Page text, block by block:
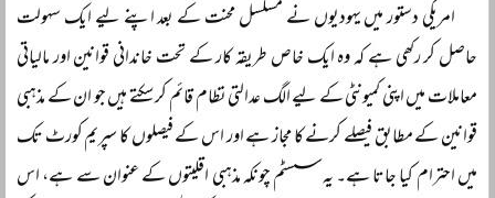
امریکی دستور میں یہودیوں نے مسلسل محنت کے بعد اپنے لیے ایک سہولت
حاصل کر رکھی ہے کہ وہ ایک خاص طریقہ کار کے تحت خاندانی قوانین اور مالیاتی
معاملات میں اپنی کمیونٹی کے لیے الگ عدالتی نظام قائم کر سکتے ہیں جو ان کے مذہبی
قوانین کے مطابق فیصلے کرنے کا مجاز ہے اور اس کے فیصلوں کا سپریم کورٹ تک
میں احترام کیا جاتا ہے۔ یہ سسٹم چونکہ مذہبی اقلیتوں کے عنوان سے ہے، اس